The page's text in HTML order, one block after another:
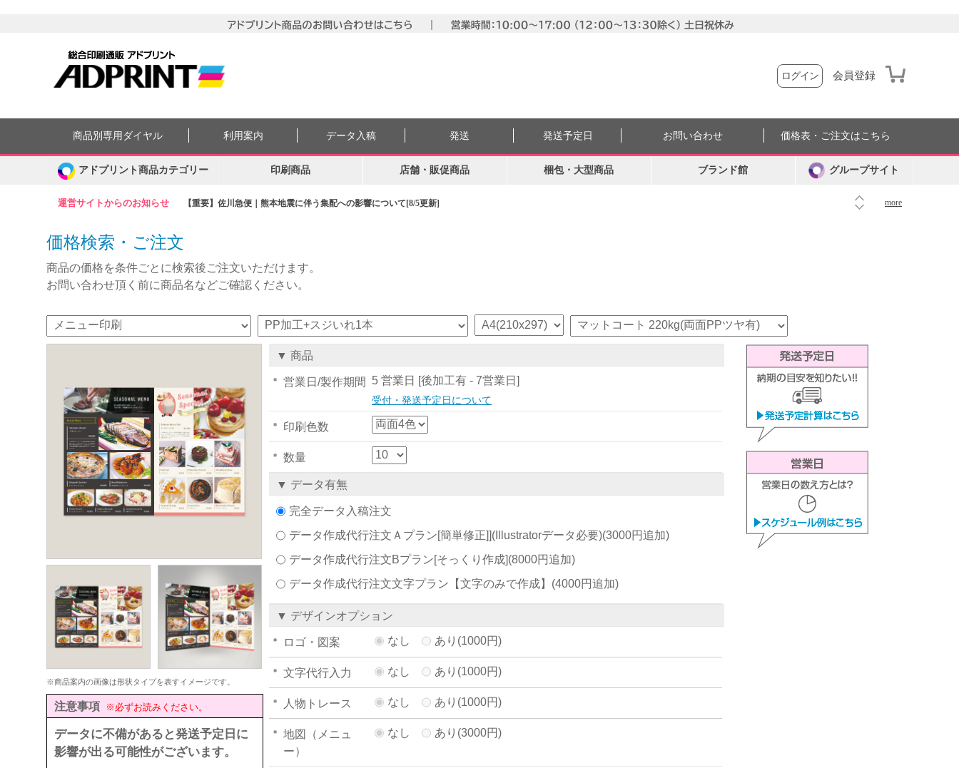
ログイン 会員登録
運営サイトからのお知らせ 【重要】佐川急便｜熊本地震に伴う集配への影響について[8/5更新] more
商品別専用ダイヤル 利用案内 データ入稿 発送 発送予定日 お問い合わせ 価格表・ご注文はこちら
アドプリント商品カテゴリー 印刷商品 店舗・販促商品 梱包・大型商品 ブランド館 グループサイト
価格検索・ご注文
商品の価格を条件ごとに検索後ご注文いただけます。
お問い合わせ頂く前に商品名などご確認ください。
※商品案内の画像は形状タイプを表すイメージです。
注意事項 ※必ずお読みください。
データに不備があると発送予定日に
影響が出る可能性がございます。
▼ 商品
営業日/製作期間 5 営業日 [後加工有 - 7営業日]
受付・発送予定日について
印刷色数
数量
▼ データ有無
完全データ入稿注文
データ作成代行注文Ａプラン[簡単修正]](Illustratorデータ必要)(3000円追加)
データ作成代行注文Bプラン[そっくり作成](8000円追加)
データ作成代行注文文字プラン【文字のみで作成】 (4000円追加)
▼ デザインオプション
ロゴ・図案 なし あり(1000円)
文字代行入力 なし あり(1000円)
人物トレース なし あり(1000円)
地図（メニュ
ー）
なし あり(3000円)